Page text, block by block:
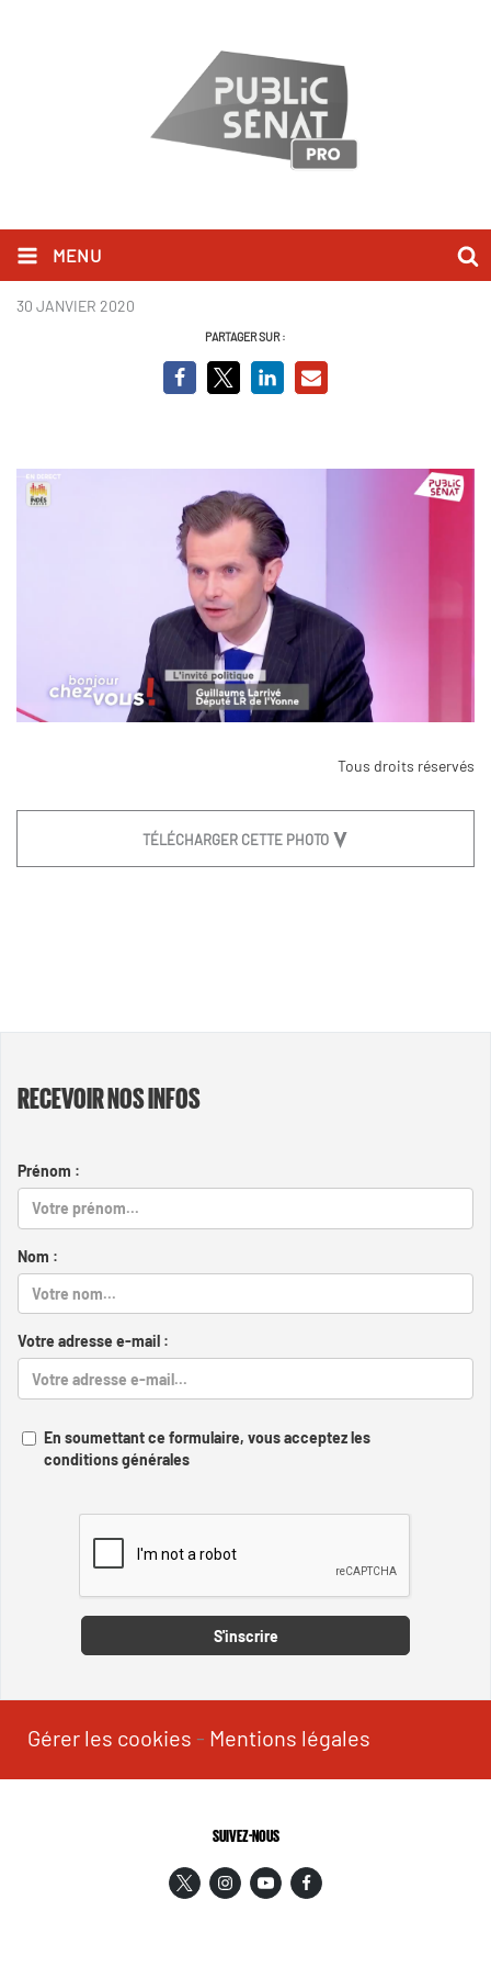
MENU
Guillaume Larrivé.png
30 JANVIER 2020
PARTAGER SUR :
Tous droits réservés
TÉLÉCHARGER CETTE PHOTO
RECEVOIR NOS INFOS
Prénom :
Nom :
Votre adresse e-mail :
En soumettant ce formulaire, vous acceptez les
conditions générales
S'inscrire
Gérer les cookies - Mentions légales
SUIVEZ-NOUS